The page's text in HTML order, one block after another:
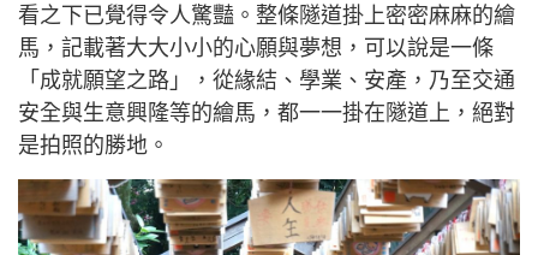
看之下已覺得令人驚豔。整條隧道掛上密密麻麻的繪
馬，記載著大大小小的心願與夢想，可以說是一條
「成就願望之路」，從緣結、學業、安產，乃至交通
安全與生意興隆等的繪馬，都一一掛在隧道上，絕對
是拍照的勝地。